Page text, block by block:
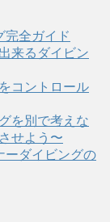
完全ガイド
来るダイビン
コントロール
を別で考えな
せよう〜
ーダイビングの